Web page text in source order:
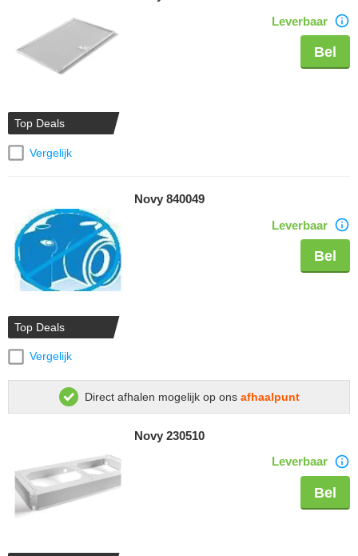
Top Deals
Vergelijk
Leverbaar
Bel
Top Deals
Vergelijk
Novy 840049
Leverbaar
Bel
Direct afhalen mogelijk op ons afhaalpunt
Novy 230510
Leverbaar
Bel